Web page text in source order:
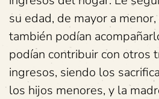
su edad, de mayor a
también podían
podían contribuir con otros
ingresos, siendo los
los hijos menores, y la